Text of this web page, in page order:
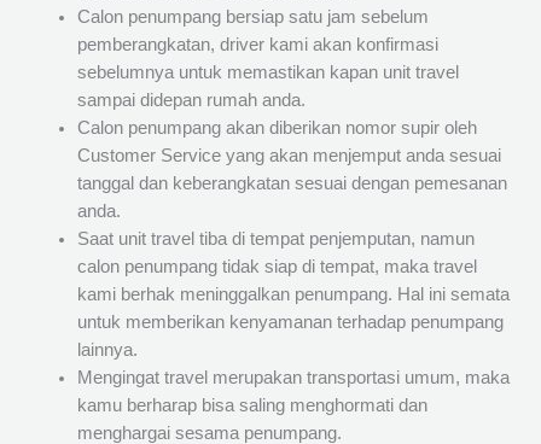
Calon penumpang bersiap satu jam sebelum
pemberangkatan, driver kami akan konfirmasi
sebelumnya untuk memastikan kapan unit travel
sampai didepan rumah anda.
Calon penumpang akan diberikan nomor supir oleh
Customer Service yang akan menjemput anda sesuai
tanggal dan keberangkatan sesuai dengan pemesanan
anda.
Saat unit travel tiba di tempat penjemputan, namun
calon penumpang tidak siap di tempat, maka travel
kami berhak meninggalkan penumpang. Hal ini semata
untuk memberikan kenyamanan terhadap penumpang
lainnya.
Mengingat travel merupakan transportasi umum, maka
kamu berharap bisa saling menghormati dan
menghargai sesama penumpang.